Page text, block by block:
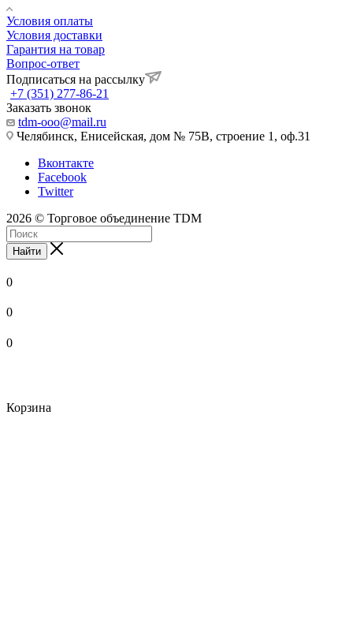
Условия оплаты
Условия доставки
Гарантия на товар
Вопрос-ответ
Подписаться на рассылку
+7 (351) 277-86-21
Заказать звонок
tdm-ooo@mail.ru
Челябинск, Енисейская, дом № 75В, строение 1, оф.31
Вконтакте
Facebook
Twitter
2026 © Торговое объединение TDM
Найти
0
0
0
Корзина